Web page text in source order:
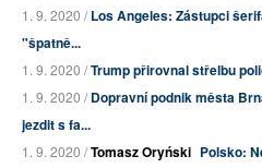
1. 9. 2020 /Los Angeles: Zástupci
"špatně...
1. 9. 2020 /Trump přirovnal střelbu
1. 9. 2020 /Dopravní podnik města
jezdit s fa...
1. 9. 2020 /Tomasz Oryński Polsko: